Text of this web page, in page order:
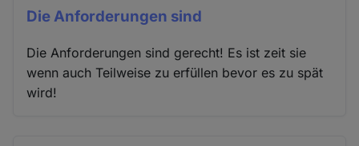
Die Anforderungen sind
Die Anforderungen sind gerecht! Es ist zeit sie
wenn auch Teilweise zu erfüllen bevor es zu spät
wird!